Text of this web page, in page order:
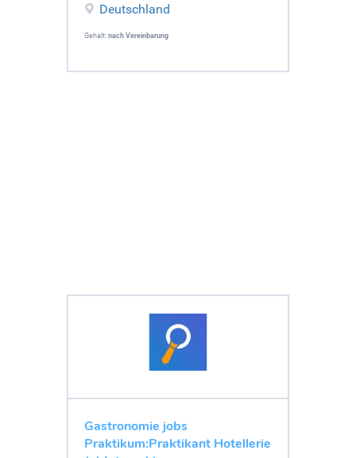
Deutschland
Gehalt: nach Vereinbarung
Gastronomie jobs
Praktikum:Praktikant Hotellerie